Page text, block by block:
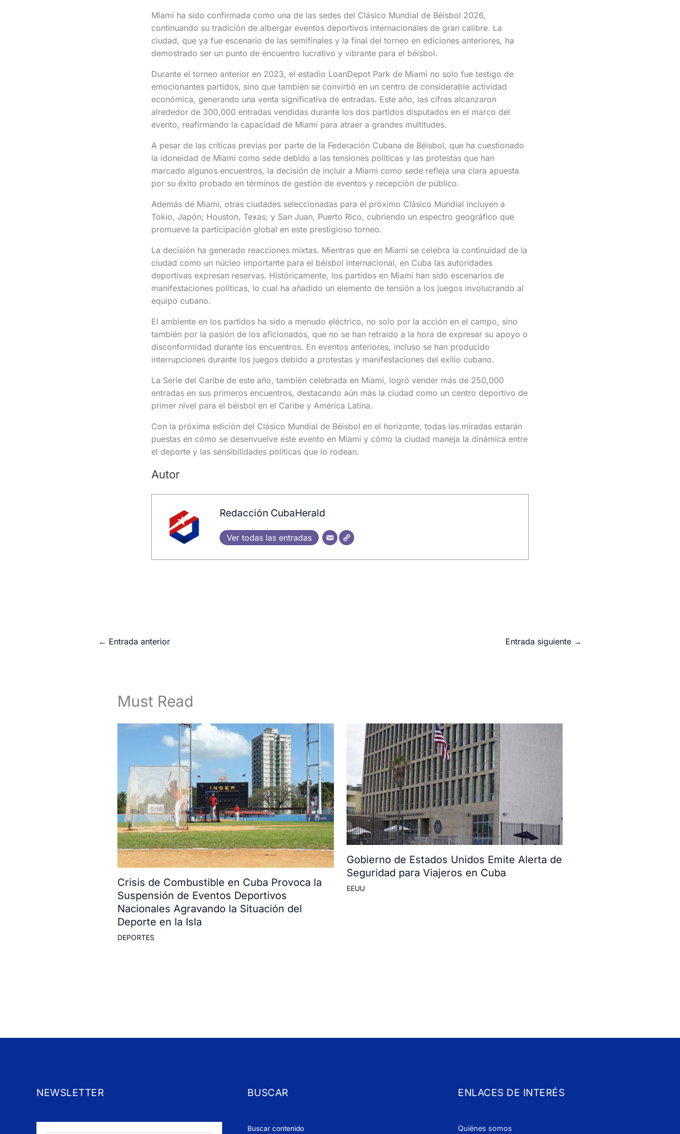
Miami ha sido confirmada como una de las sedes del Clásico Mundial de Béisbol 2026,
continuando su tradición de albergar eventos deportivos internacionales de gran calibre. La
ciudad, que ya fue escenario de las semifinales y la final del torneo en ediciones anteriores, ha
demostrado ser un punto de encuentro lucrativo y vibrante para el béisbol.
Durante el torneo anterior en 2023, el estadio LoanDepot Park de Miami no solo fue testigo de
emocionantes partidos, sino que también se convirtió en un centro de considerable actividad
económica, generando una venta significativa de entradas. Este año, las cifras alcanzaron
alrededor de 300,000 entradas vendidas durante los dos partidos disputados en el marco del
evento, reafirmando la capacidad de Miami para atraer a grandes multitudes.
A pesar de las críticas previas por parte de la Federación Cubana de Béisbol, que ha cuestionado
la idoneidad de Miami como sede debido a las tensiones políticas y las protestas que han
marcado algunos encuentros, la decisión de incluir a Miami como sede refleja una clara apuesta
por su éxito probado en términos de gestión de eventos y recepción de público.
Además de Miami, otras ciudades seleccionadas para el próximo Clásico Mundial incluyen a
Tokio, Japón; Houston, Texas; y San Juan, Puerto Rico, cubriendo un espectro geográfico que
promueve la participación global en este prestigioso torneo.
La decisión ha generado reacciones mixtas. Mientras que en Miami se celebra la continuidad de la
ciudad como un núcleo importante para el béisbol internacional, en Cuba las autoridades
deportivas expresan reservas. Históricamente, los partidos en Miami han sido escenarios de
manifestaciones políticas, lo cual ha añadido un elemento de tensión a los juegos involucrando al
equipo cubano.
El ambiente en los partidos ha sido a menudo eléctrico, no solo por la acción en el campo, sino
también por la pasión de los aficionados, que no se han retraído a la hora de expresar su apoyo o
disconformidad durante los encuentros. En eventos anteriores, incluso se han producido
interrupciones durante los juegos debido a protestas y manifestaciones del exilio cubano.
La Serie del Caribe de este año, también celebrada en Miami, logró vender más de 250,000
entradas en sus primeros encuentros, destacando aún más la ciudad como un centro deportivo de
primer nivel para el béisbol en el Caribe y América Latina.
Con la próxima edición del Clásico Mundial de Béisbol en el horizonte, todas las miradas estarán
puestas en cómo se desenvuelve este evento en Miami y cómo la ciudad maneja la dinámica entre
el deporte y las sensibilidades políticas que lo rodean.
Autor
Redacción CubaHerald
Ver todas las entradas
← Entrada anterior Entrada siguiente →
Must Read
Crisis de Combustible en Cuba Provoca la
Suspensión de Eventos Deportivos
Nacionales Agravando la Situación del
Deporte en la Isla
DEPORTES
Gobierno de Estados Unidos Emite Alerta de
Seguridad para Viajeros en Cuba
EEUU
NEWSLETTER BUSCAR
Buscar contenido
ENLACES DE INTERÉS
Quiénes somos